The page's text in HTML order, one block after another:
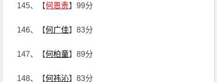
145、【何恩责】99分
146、【何广佳】83分
147、【何柏童】89分
148、【何祎沁】83分